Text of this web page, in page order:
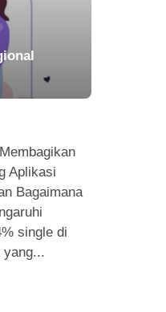
Aplikasi
Bagaimana
single di
yang...